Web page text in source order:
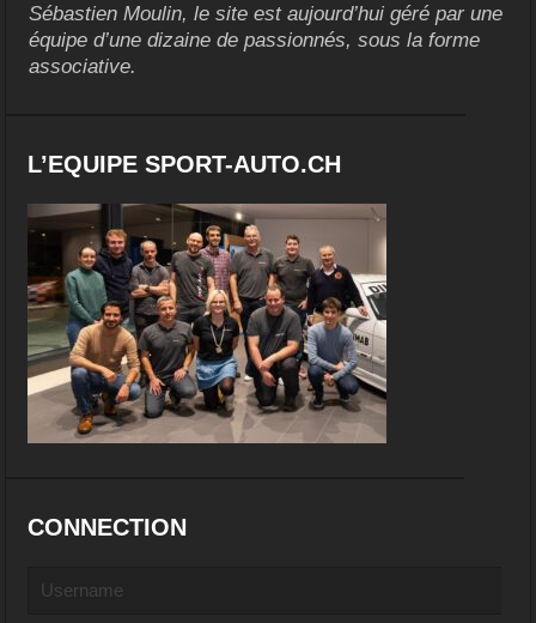
Sébastien Moulin, le site est aujourd’hui géré par une
équipe d’une dizaine de passionnés, sous la forme
associative.
L’EQUIPE SPORT-AUTO.CH
CONNECTION